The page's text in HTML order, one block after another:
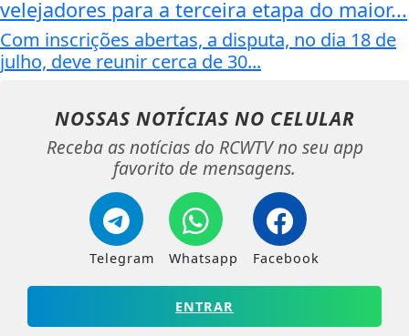
velejadores para a terceira etapa do maior...
Com inscrições abertas, a disputa, no dia 18 de
julho, deve reunir cerca de 30...
NOSSAS NOTÍCIAS NO CELULAR
Receba as notícias do RCWTV no seu app
favorito de mensagens.
Telegram Whatsapp Facebook
ENTRAR